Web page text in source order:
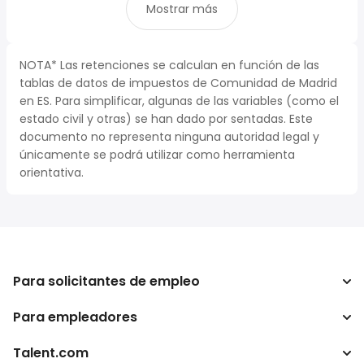
Mostrar más
NOTA* Las retenciones se calculan en función de las
tablas de datos de impuestos de Comunidad de Madrid
en ES. Para simplificar, algunas de las variables (como el
estado civil y otras) se han dado por sentadas. Este
documento no representa ninguna autoridad legal y
únicamente se podrá utilizar como herramienta
orientativa.
Para solicitantes de empleo
Buscador de trabajo
Para empleadores
Empresa
Talent.com